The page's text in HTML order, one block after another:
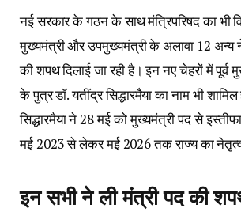
नई सरकार के गठन के साथ मंत्रिपरिषद का भी
मुख्यमंत्री और उपमुख्यमंत्री के अलावा 12 अन्य
की शपथ दिलाई जा रही है। इन नए चेहरों में पूर्व
के पुत्र डॉ. यतींद्र सिद्धारमैया का नाम भी
सिद्धारमैया ने 28 मई को मुख्यमंत्री पद से
मई 2023 से लेकर मई 2026 तक राज्य का
इन सभी ने ली मंत्री पद की